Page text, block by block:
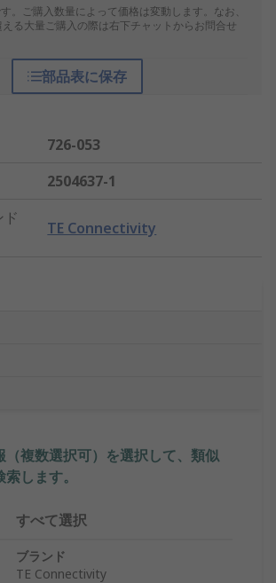
。ご購入数量によって価格は変動します。なお、
る大量ご購入の際は右下チャットからお問合せ
部品表に保存
726-053
2504637-1
TE Connectivity
（複数選択可）を選択して、類似
します。
すべて選択
ブランド
TE Connectivity